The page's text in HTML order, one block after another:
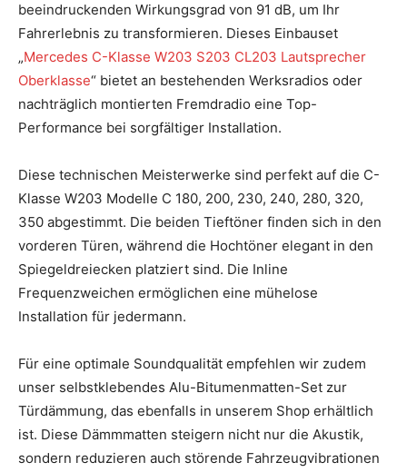
beeindruckenden Wirkungsgrad von 91 dB, um Ihr
Fahrerlebnis zu transformieren. Dieses Einbauset
„Mercedes C-Klasse W203 S203 CL203 Lautsprecher
Oberklasse“ bietet an bestehenden Werksradios oder
nachträglich montierten Fremdradio eine Top-
Performance bei sorgfältiger Installation.
Diese technischen Meisterwerke sind perfekt auf die C-
Klasse W203 Modelle C 180, 200, 230, 240, 280, 320,
350 abgestimmt. Die beiden Tieftöner finden sich in den
vorderen Türen, während die Hochtöner elegant in den
Spiegeldreiecken platziert sind. Die Inline
Frequenzweichen ermöglichen eine mühelose
Installation für jedermann.
Für eine optimale Soundqualität empfehlen wir zudem
unser selbstklebendes Alu-Bitumenmatten-Set zur
Türdämmung, das ebenfalls in unserem Shop erhältlich
ist. Diese Dämmmatten steigern nicht nur die Akustik,
sondern reduzieren auch störende Fahrzeugvibrationen